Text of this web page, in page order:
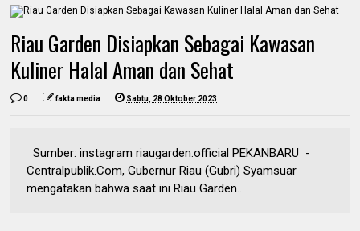
Riau Garden Disiapkan Sebagai Kawasan
Kuliner Halal Aman dan Sehat
0 fakta media Sabtu, 28 Oktober 2023
Sumber: instagram riaugarden.official PEKANBARU -
Centralpublik.Com, Gubernur Riau (Gubri) Syamsuar
mengatakan bahwa saat ini Riau Garden...